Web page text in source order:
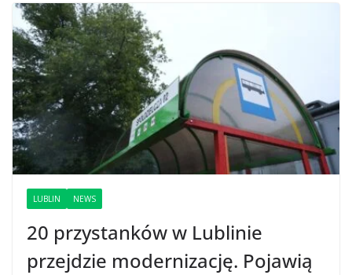
LUBLIN NEWS
20 przystanków w Lublinie
przejdzie modernizację. Pojawią